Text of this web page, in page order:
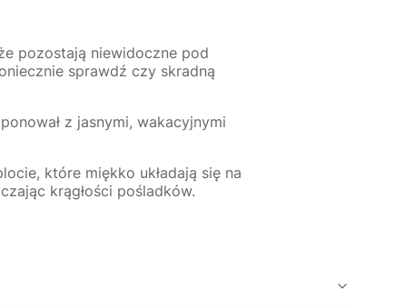
pozostają niewidoczne pod
sprawdź czy skradną
z jasnymi, wakacyjnymi
które miękko układają się na
krągłości pośladków.